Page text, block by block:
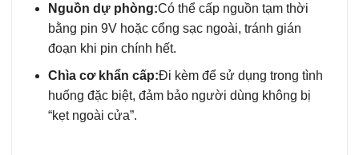
Nguồn dự phòng:Có thể cấp nguồn tạm thời
bằng pin 9V hoặc cổng sạc ngoài, tránh gián
đoạn khi pin chính hết.
Chìa cơ khẩn cấp:Đi kèm để sử dụng trong tình
huống đặc biệt, đảm bảo người dùng không bị
“kẹt ngoài cửa”.